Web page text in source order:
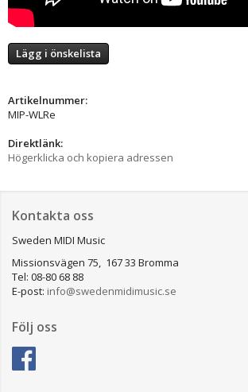
Lägg i önskelista
Artikelnummer:
MIP-WLRe
Direktlänk:
Högerklicka och kopiera adressen
Kontakta oss
Sweden MIDI Music
Missionsvägen 75, 167 33 Bromma
Tel: 08-80 68 88
E-post: info@swedenmidimusic.se
Följ oss